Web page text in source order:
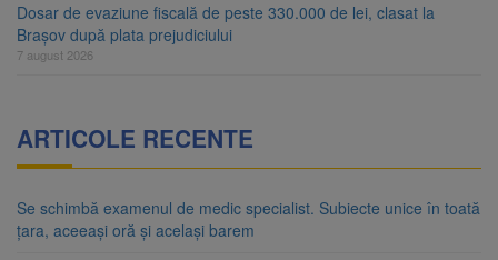
Dosar de evaziune fiscală de peste 330.000 de lei, clasat la
Brașov după plata prejudiciului
7 august 2026
ARTICOLE RECENTE
Se schimbă examenul de medic specialist. Subiecte unice în toată
țara, aceeași oră și același barem